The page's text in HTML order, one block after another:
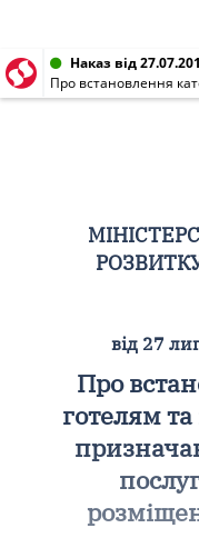
Наказ від
від 27
Про
готелям